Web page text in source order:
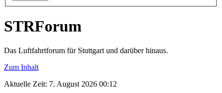
STRForum
Das Luftfahrtforum für Stuttgart und darüber hinaus.
Zum Inhalt
Aktuelle Zeit: 7. August 2026 00:12